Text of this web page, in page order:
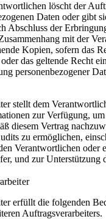
löscht der
Daten oder gibt
Abschluss der
mit der
Kopien, sofern das
das geltende Recht
personenbezogener
stellt dem
zur Verfügung,
diesem Vertrag
zu ermöglichen,
Verantwortlichen oder
und zur Unterstützung
erfüllt die folgenden
Auftragsverarbeiters.